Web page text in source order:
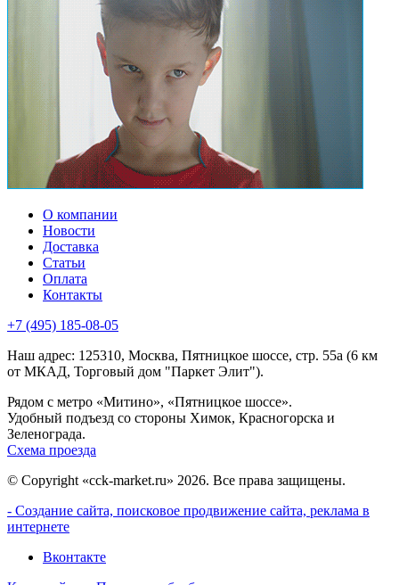
О компании
Новости
Доставка
Статьи
Оплата
Контакты
+7 (495) 185-08-05
Наш адрес: 125310, Москва, Пятницкое шоссе, стр. 55а (6 км
от МКАД, Торговый дом "Паркет Элит").
Рядом с метро «Митино», «Пятницкое шоссе».
Удобный подъезд со стороны Химок, Красногорска и
Зеленограда.
Схема проезда
© Copyright «cck-market.ru» 2026. Все права защищены.
- Создание сайта, поисковое продвижение сайта, реклама в
интернете
Вконтакте